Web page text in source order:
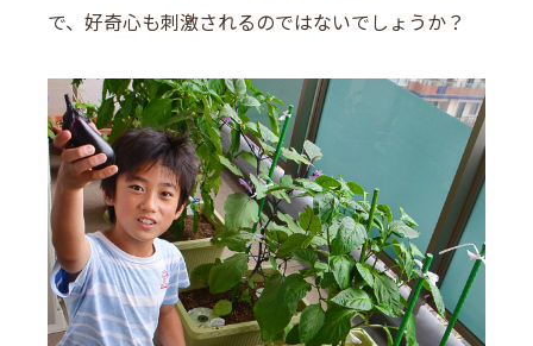
で、好奇心も刺激されるのではないでしょうか？